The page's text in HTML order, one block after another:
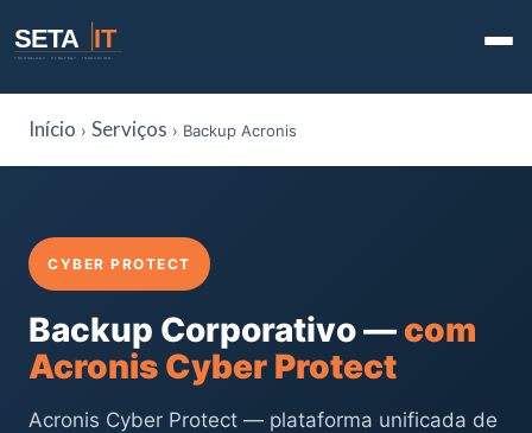
SETA IT
TECHNOLOGY · STRATEGY · INNOVATION
Início › Serviços › Backup Acronis
CYBER PROTECT
Backup Corporativo —com
Acronis Cyber Protect
Acronis Cyber Protect — plataforma unificada de